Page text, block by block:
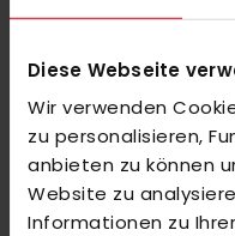
Diese Webseite
Wir verwenden
zu personalisieren,
anbieten zu können
Website zu
Informationen zu